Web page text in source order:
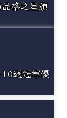
格之星頒
週冠軍優